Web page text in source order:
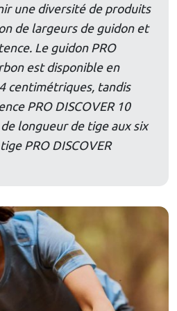
une diversité de produits
de largeurs de guidon et
Le guidon PRO
est disponible en
centimétriques, tandis
PRO DISCOVER 10
longueur de tige aux six
PRO DISCOVER